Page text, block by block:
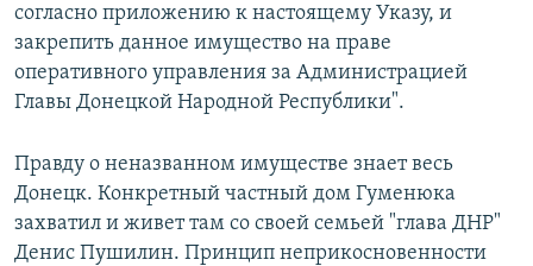
согласно приложению к настоящему Указу, и
закрепить данное имущество на праве
оперативного управления за Администрацией
Главы Донецкой Народной Республики".
Правду о неназванном имуществе знает весь
Донецк. Конкретный частный дом Гуменюка
захватил и живет там со своей семьей "глава ДНР"
Денис Пушилин. Принцип неприкосновенности